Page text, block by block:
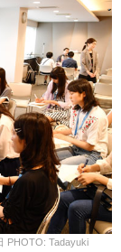
PHOTO: Tadayuki